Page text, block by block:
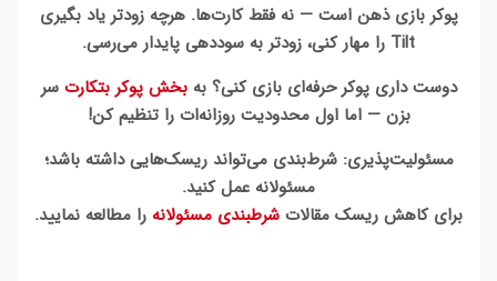
پوکر بازی ذهن است — نه فقط کارت‌ها. هرچه زودتر یاد بگیری
Tilt را مهار کنی، زودتر به سوددهی پایدار می‌رسی.
دوست داری پوکر حرفه‌ای بازی کنی؟ بهبخش پوکر بتکارت سر
بزن — اما اول محدودیت روزانه‌ات را تنظیم کن!
مسئولیت‌پذیری: شرط‌بندی می‌تواند ریسک‌هایی داشته باشد؛
مسئولانه عمل کنید.
برای کاهش ریسک مقالات شرطبندی مسئولانه را مطالعه نمایید.